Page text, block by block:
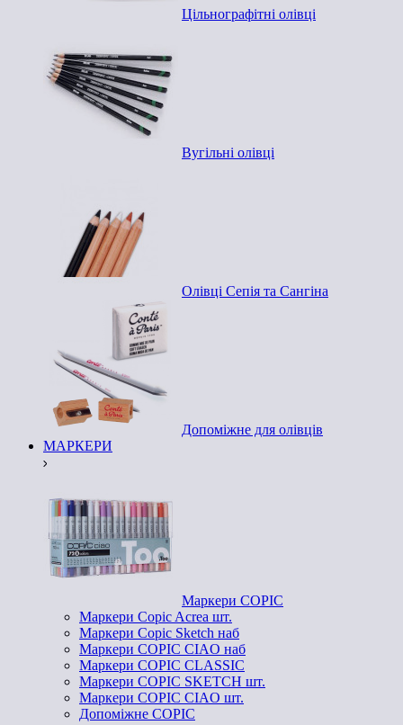
Цільнографітні олівці
Вугільні олівці
Олівці Сепія та Сангіна
Допоміжне для олівців
МАРКЕРИ
Маркери COPIC
Маркери Copic Acrea шт.
Маркери Copic Sketch наб
Маркери COPIC CIAO наб
Маркери COPIC CLASSIC
Маркери COPIC SKETCH шт.
Маркери COPIC CIAO шт.
Допоміжне COPIC